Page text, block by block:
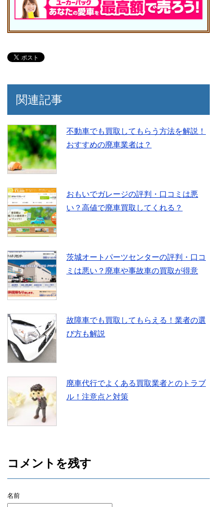
関連記事
不動車でも買取してもらう方法を解説！
おすすめの廃車業者は？
おもいでガレージの評判・口コミは悪
い？高値で廃車買取してくれる？
茨城オートパーツセンターの評判・口コ
ミは悪い？廃車や事故車の買取が得意
故障車でも買取してもらえる！業者の選
び方も解説
廃車代行でよくある買取業者とのトラブ
ル！注意点と対策
コメントを残す
名前